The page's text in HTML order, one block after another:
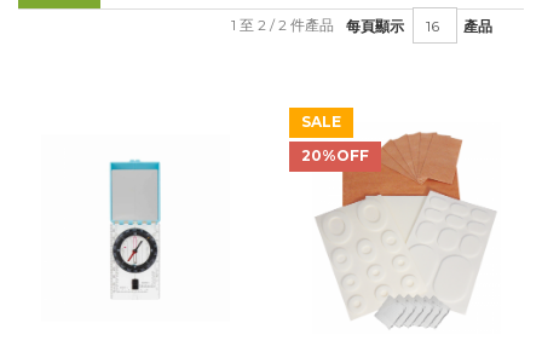
每頁顯示 產品
1 至 2 / 2 件產品
SALE
20%OFF